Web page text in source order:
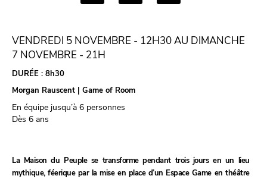
VENDREDI 5 NOVEMBRE - 12H30AU DIMANCHE
7 NOVEMBRE - 21H
DURÉE : 8h30
Morgan Rauscent | Game of Room
En équipe jusqu’à 6 personnes
Dès 6 ans
La Maison du Peuple se transforme pendant trois jours en un lieu
mythique, féerique par la mise en place d’un Espace Game en théâtre